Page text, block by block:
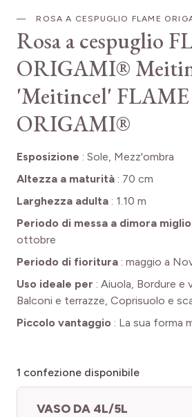
ROSA A CESPUGLIO FLAME
Rosa a cespuglio
ORIGAMI®
'Meitincel' FLAME
ORIGAMI®
Esposizione : Sole, Mezz'ombra
Altezza a maturità : 70 cm
Larghezza adulta : 1.10 m
Periodo di messa a dimora
ottobre
Periodo di fioritura : maggio a
Uso ideale per : Aiuola, Bordure e
Balconi e terrazze, Coprisuolo e
Piccolo vantaggio : La sua forma
1 confezione disponibile
VASO DA 4L/5L